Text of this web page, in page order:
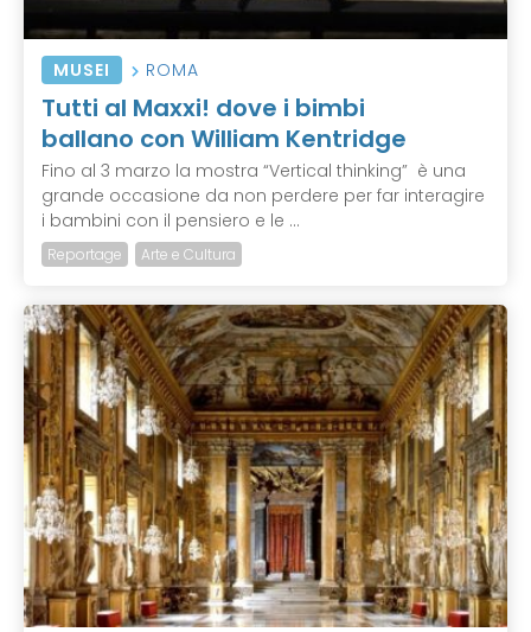
MUSEI ROMA
Tutti al Maxxi! dove i bimbi
ballano con William Kentridge
Fino al 3 marzo la mostra “Vertical thinking” è una
grande occasione da non perdere per far interagire
i bambini con il pensiero e le ...
Reportage Arte e Cultura